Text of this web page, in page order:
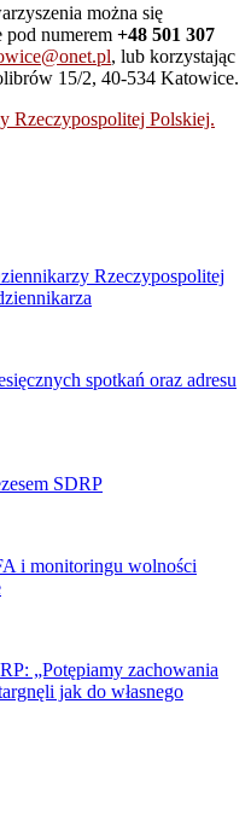
można się
pod numerem +48 501 307
, lub korzystając
15/2, 40-534 Katowice.
Rzeczypospolitej Polskiej.
Rzeczypospolitej
spotkań oraz adresu
SDRP
i monitoringu wolności
„Potępiamy zachowania
jak do własnego